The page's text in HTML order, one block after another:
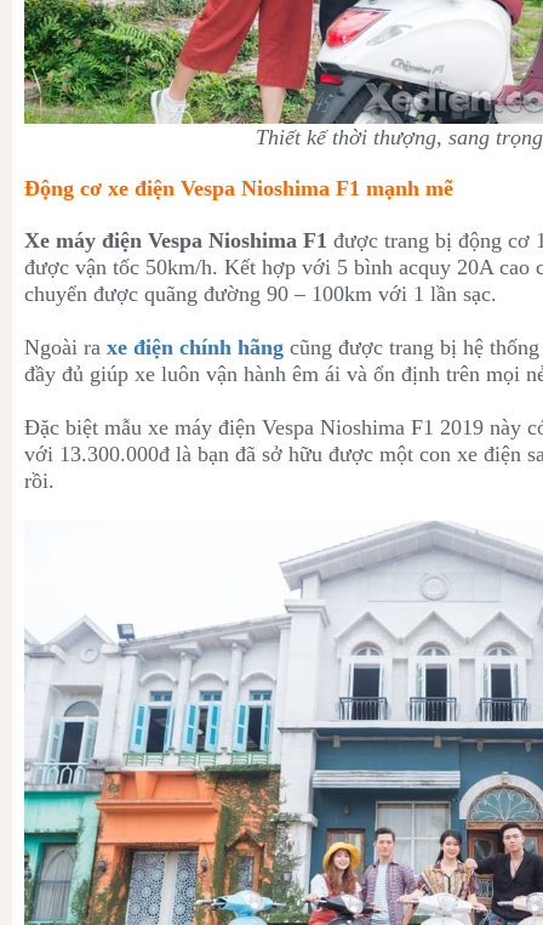
Thiết kế thời thượng, sang trọng
Động cơ xe điện Vespa Nioshima F1 mạnh mẽ
Xe máy điện Vespa Nioshima F1 được trang bị động cơ
được vận tốc 50km/h. Kết hợp với 5 bình acquy 20A cao
chuyển được quãng đường 90 – 100km với 1 lần sạc.
Ngoài ra xe điện chính hãng cũng được trang bị hệ
đầy đủ giúp xe luôn vận hành êm ái và ổn định trên mọi
Đặc biệt mẫu xe máy điện Vespa Nioshima F1 2019 này
với 13.300.000đ là bạn đã sở hữu được một con xe điện
rồi.